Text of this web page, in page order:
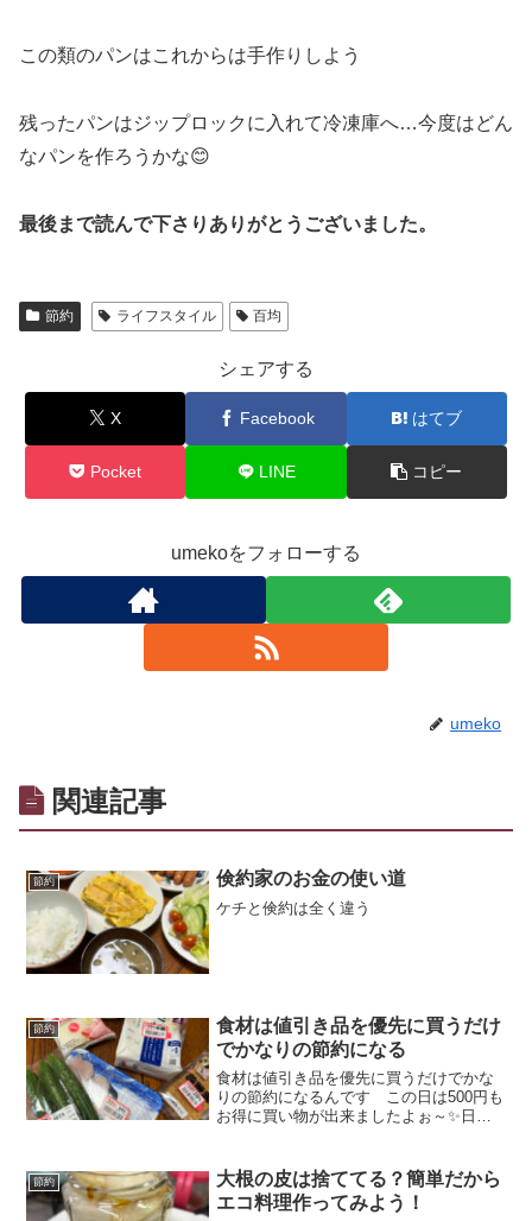
この類のパンはこれからは手作りしよう
残ったパンはジップロックに入れて冷凍庫へ…今度はどん
なパンを作ろうかな😊
最後まで読んで下さりありがとうございました。
節約 ライフスタイル 百均
シェアする
X Facebook はてブ
Pocket LINE コピー
umekoをフォローする
umeko
関連記事
節約 倹約家のお金の使い道
ケチと倹約は全く違う
節約
食材は値引き品を優先に買うだけ
でかなりの節約になる
食材は値引き品を優先に買うだけでかな
りの節約になるんです この日は500円も
お得に買い物が出来ましたよぉ～✨日々
節約
大根の皮は捨ててる？簡単だから
エコ料理作ってみよう！